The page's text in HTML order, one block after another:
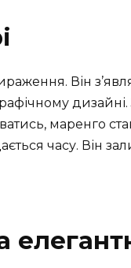
Він
маренго
часу. Він